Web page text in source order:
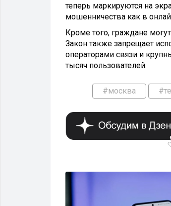
теперь маркируются на
мошенничества как в
Кроме того, граждане
Закон также запрещает
операторами связи и
тысяч пользователей.
#москва